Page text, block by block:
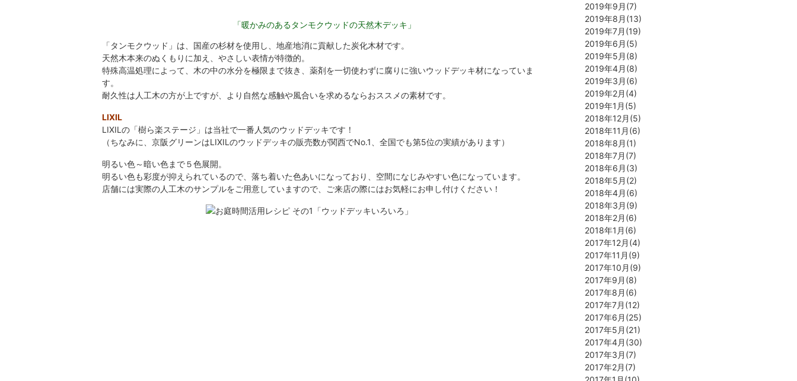
「暖かみのあるタンモクウッドの天然木デッキ」
「タンモクウッド」は、国産の杉材を使用し、地産地消に貢献した炭化木材です。
天然木本来のぬくもりに加え、やさしい表情が特徴的。
特殊高温処理によって、木の中の水分を極限まで抜き、薬剤を一切使わずに腐りに強いウッドデッキ材になっていま
す。
耐久性は人工木の方が上ですが、より自然な感触や風合いを求めるならおススメの素材です。
LIXIL
LIXILの「樹ら楽ステージ」は当社で一番人気のウッドデッキです！
（ちなみに、京阪グリーンはLIXILのウッドデッキの販売数が関西でNo.1、全国でも第5位の実績があります）
明るい色～暗い色まで５色展開。
明るい色も彩度が抑えられているので、落ち着いた色あいになっており、空間になじみやすい色になっています。
店舗には実際の人工木のサンプルをご用意していますので、ご来店の際にはお気軽にお申し付けください！
2019年9月(7)
2019年8月(13)
2019年7月(19)
2019年6月(5)
2019年5月(8)
2019年4月(8)
2019年3月(6)
2019年2月(4)
2019年1月(5)
2018年12月(5)
2018年11月(6)
2018年8月(1)
2018年7月(7)
2018年6月(3)
2018年5月(2)
2018年4月(6)
2018年3月(9)
2018年2月(6)
2018年1月(6)
2017年12月(4)
2017年11月(9)
2017年10月(9)
2017年9月(8)
2017年8月(6)
2017年7月(12)
2017年6月(25)
2017年5月(21)
2017年4月(30)
2017年3月(7)
2017年2月(7)